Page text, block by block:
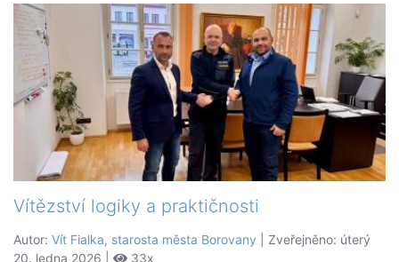
Vítězství logiky a praktičnosti
Autor: Vít Fialka, starosta města Borovany | Zveřejněno: úterý
20. ledna 2026 |
33x